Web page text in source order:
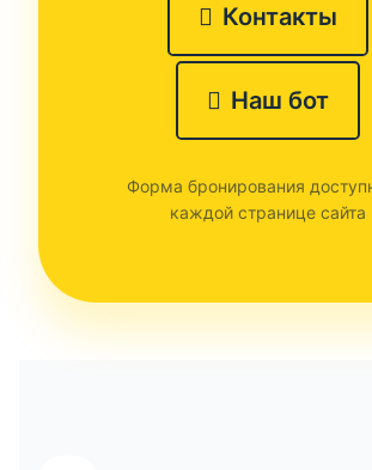
Контакты
Наш бот
Форма бронирования
каждой странице сайта